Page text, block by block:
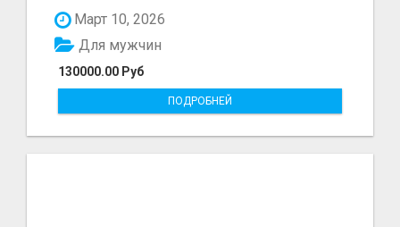
Март 10, 2026
130000.00 Руб
Для мужчин
ПОДРОБНЕЙ